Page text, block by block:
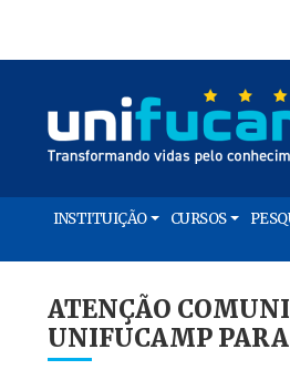
INSTITUIÇÃO CURSOS
ATENÇÃO
UNIFUCAMP PARA